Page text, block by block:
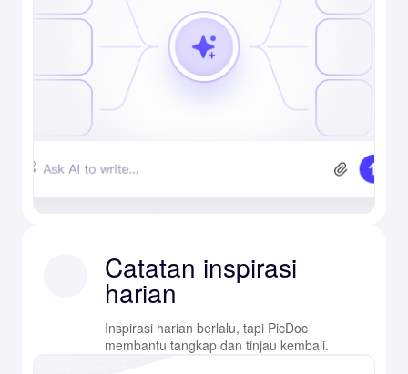
Catatan inspirasi
harian
Inspirasi harian berlalu, tapi PicDoc
membantu tangkap dan tinjau kembali.